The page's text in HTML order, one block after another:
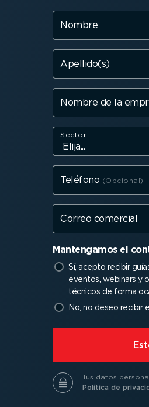
Nombre
Apellido(s)
Nombre de la
Sector
Teléfono
Correo comercial
Mantengamos el
Sí, acepto recibir
eventos, webinars y
técnicos de forma
No, no deseo recibir
Tus datos
Política de